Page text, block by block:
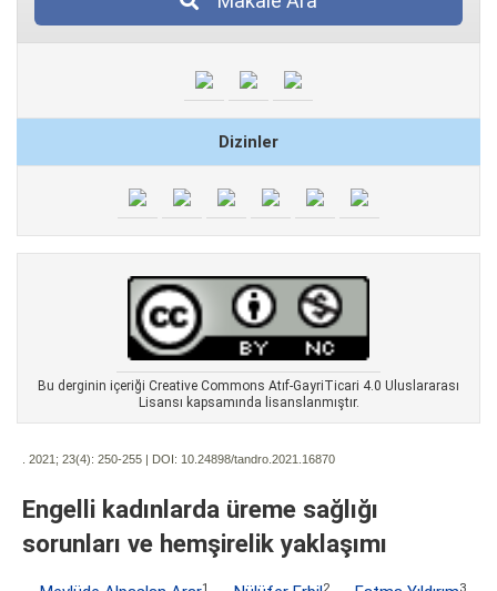
Dizinler
Bu derginin içeriği Creative Commons Atıf-GayriTicari 4.0 Uluslararası
Lisansı kapsamında lisanslanmıştır.
. 2021; 23(4): 250-255 | DOI: 10.24898/tandro.2021.16870
Engelli kadınlarda üreme sağlığı
sorunları ve hemşirelik yaklaşımı
1 2 3